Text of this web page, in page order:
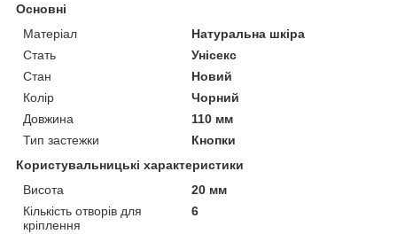
Основні
Матеріал
Натуральна шкіра
Стать
Унісекс
Стан
Новий
Колір
Чорний
Довжина
110 мм
Тип застежки
Кнопки
Користувальницькі характеристики
Висота
20 мм
Кількість отворів для
кріплення
6